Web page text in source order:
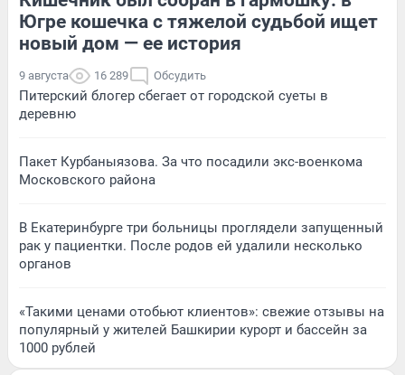
Югре кошечка с тяжелой судьбой ищет
новый дом — ее история
9 августа 16 289 Обсудить
Питерский блогер сбегает от городской суеты в
деревню
Пакет Курбаныязова. За что посадили экс-военкома
Московского района
В Екатеринбурге три больницы проглядели запущенный
рак у пациентки. После родов ей удалили несколько
органов
«Такими ценами отобьют клиентов»: свежие отзывы на
популярный у жителей Башкирии курорт и бассейн за
1000 рублей